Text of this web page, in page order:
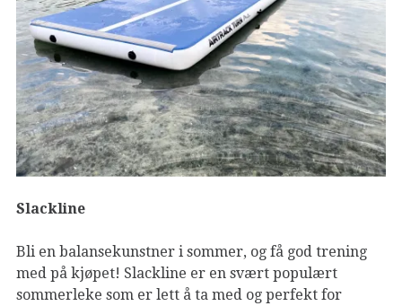
Slackline
Bli en balansekunstner i sommer, og få god trening
med på kjøpet! Slackline er en svært populært
sommerleke som er lett å ta med og perfekt for